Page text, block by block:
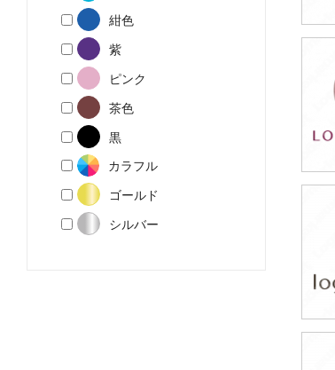
紺色
紫
ピンク
茶色
黒
カラフル
ゴールド
シルバー